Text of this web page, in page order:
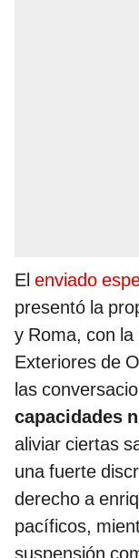
El enviado
presentó la
y Roma, con
Exteriores de
las
capacidades
aliviar ciertas
una fuerte
derecho a
pacíficos,
suspensión